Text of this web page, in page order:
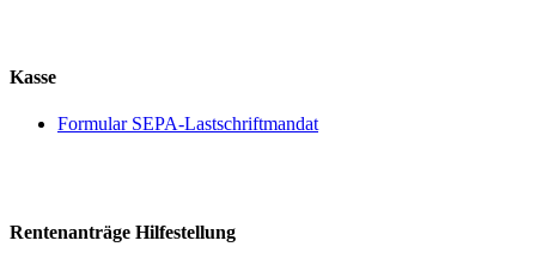
Kasse
Formular SEPA-Lastschriftmandat
Rentenanträge Hilfestellung